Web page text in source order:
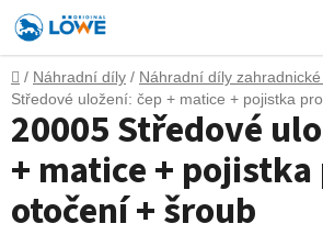
Přejít
na
obsah
Domů
/ Náhradní díly / Náhradní díly
Středové uložení: čep + matice + pojistka
20005 Středové
+ matice +
otočení + šroub